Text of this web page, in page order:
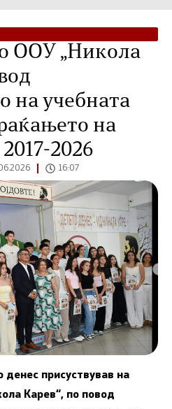
ООУ „Никола
на учебната
на
2026
16:07
денес присуствував на
Карев“, по повод